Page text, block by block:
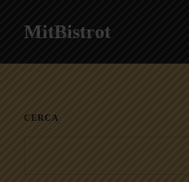
MitBistrot
CERCA